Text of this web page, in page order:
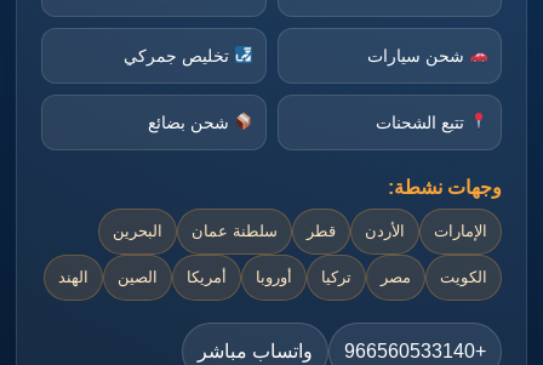
شحن سيارات تخليص جمركي
تتبع الشحنات شحن بضائع
وجهات نشطة:
الإمارات الأردن قطر سلطنة عمان البحرين
الكويت مصر تركيا أوروبا أمريكا الصين الهند
+966560533140 واتساب مباشر